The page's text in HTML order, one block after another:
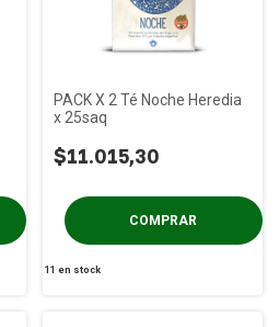
PACK X 2 Té Noche Heredia
x 25saq
$11.015,30
11 en stock